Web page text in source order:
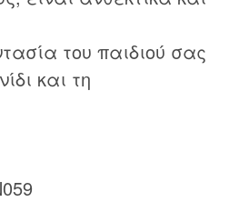
του παιδιού σας
και τη